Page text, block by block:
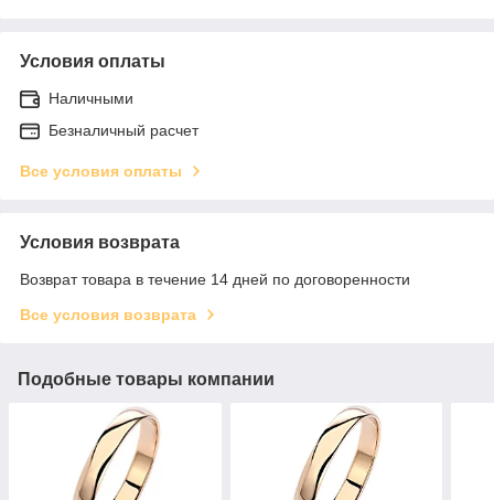
Условия оплаты
Наличными
Безналичный расчет
Все условия оплаты
Условия возврата
Возврат товара в течение 14 дней по договоренности
Все условия возврата
Подобные товары компании